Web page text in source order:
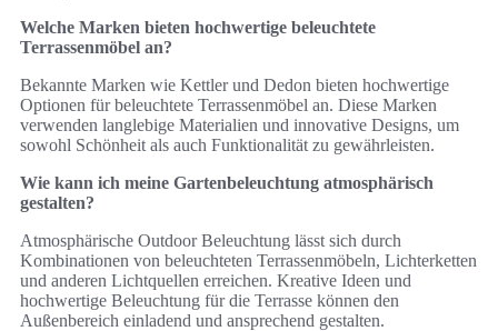
Welche Marken bieten hochwertige beleuchtete
Terrassenmöbel an?
Bekannte Marken wie Kettler und Dedon bieten hochwertige
Optionen für beleuchtete Terrassenmöbel an. Diese Marken
verwenden langlebige Materialien und innovative Designs, um
sowohl Schönheit als auch Funktionalität zu gewährleisten.
Wie kann ich meine Gartenbeleuchtung atmosphärisch
gestalten?
Atmosphärische Outdoor Beleuchtung lässt sich durch
Kombinationen von beleuchteten Terrassenmöbeln, Lichterketten
und anderen Lichtquellen erreichen. Kreative Ideen und
hochwertige Beleuchtung für die Terrasse können den
Außenbereich einladend und ansprechend gestalten.